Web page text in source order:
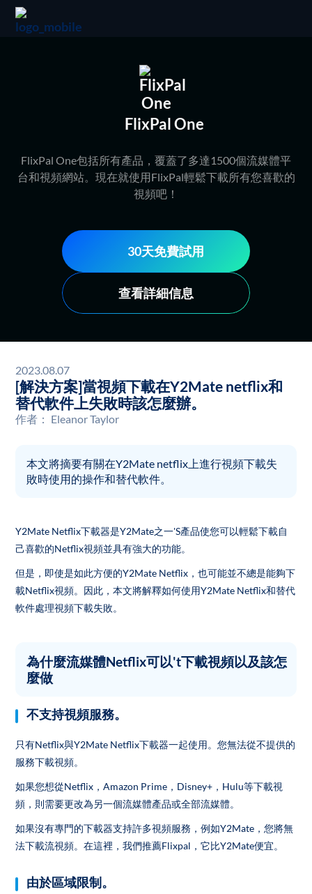
FlixPal One
FlixPal One包括所有產品，覆蓋了多達1500個流媒體平
台和視頻網站。現在就使用FlixPal輕鬆下載所有您喜歡的
視頻吧！
30天免費試用
查看詳細信息
2023.08.07
[解決方案]當視頻下載在Y2Mate netflix和
替代軟件上失敗時該怎麼辦。
作者： Eleanor Taylor
本文將摘要有關在Y2Mate netflix上進行視頻下載失
敗時使用的操作和替代軟件。
Y2Mate Netflix下載器是Y2Mate之一'S產品使您可以輕鬆下載自
己喜歡的Netflix視頻並具有強大的功能。
但是，即使是如此方便的Y2Mate Netflix，也可能並不總是能夠下
載Netflix視頻。因此，本文將解釋如何使用Y2Mate Netflix和替代
軟件處理視頻下載失敗。
為什麼流媒體Netflix可以't下載視頻以及該怎
麼做
不支持視頻服務。
只有Netflix與Y2Mate Netflix下載器一起使用。您無法從不提供的
服務下載視頻。
如果您想從Netflix，Amazon Prime，Disney+，Hulu等下載視
頻，則需要更改為另一個流媒體產品或全部流媒體。
如果沒有專門的下載器支持許多視頻服務，例如Y2Mate，您將無
法下載流視頻。在這裡，我們推薦Flixpal，它比Y2Mate便宜。
由於區域限制。